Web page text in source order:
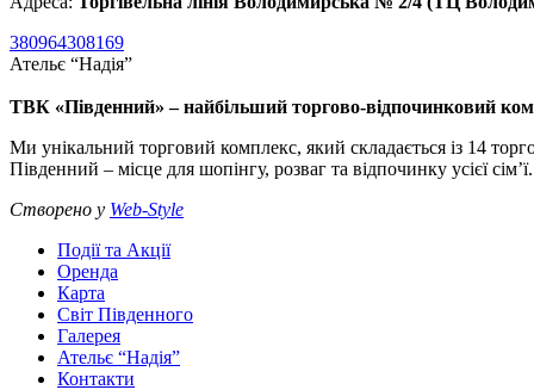
380964308169
Ательє “Надія”
ТВК «Південний» – найбільший торгово-відпочинковий
Ми унікальний торговий комплекс, який складається із 14
Південний – місце для шопінгу, розваг та відпочинку усієї сім’ї.
Створено у Web-Style
Події та Акції
Оренда
Карта
Світ Південного
Галерея
Ательє “Надія”
Контакти